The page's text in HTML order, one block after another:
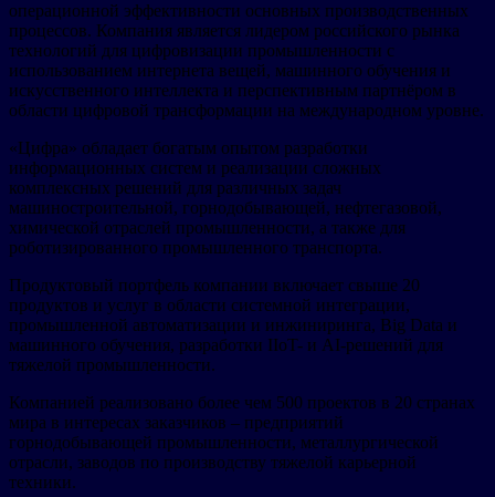
операционной эффективности основных производственных
процессов. Компания является лидером российского рынка
технологий для цифровизации промышленности с
использованием интернета вещей, машинного обучения и
искусственного интеллекта и перспективным партнёром в
области цифровой трансформации на международном уровне.
«Цифра» обладает богатым опытом разработки
информационных систем и реализации сложных
комплексных решений для различных задач
машиностроительной, горнодобывающей, нефтегазовой,
химической отраслей промышленности, а также для
роботизированного промышленного транспорта.
Продуктовый портфель компании включает свыше 20
продуктов и услуг в области системной интеграции,
промышленной автоматизации и инжиниринга, Big Data и
машинного обучения, разработки IIoT- и AI-решений для
тяжелой промышленности.
Компанией реализовано более чем 500 проектов в 20 странах
мира в интересах заказчиков – предприятий
горнодобывающей промышленности, металлургической
отрасли, заводов по производству тяжелой карьерной
техники.